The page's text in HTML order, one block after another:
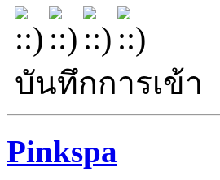
บันทึกการเข้า
Pinkspa